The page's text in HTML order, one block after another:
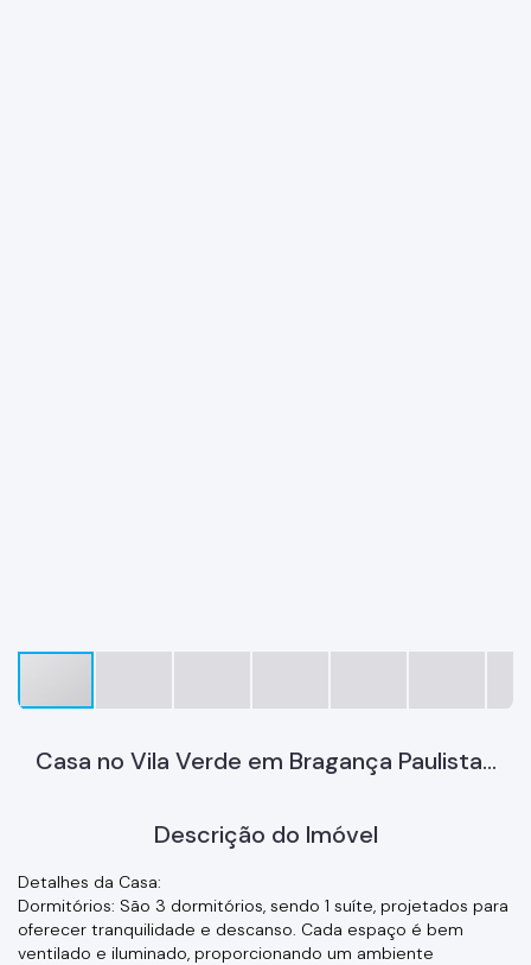
Casa no Vila Verde em Bragança Paulista...
Descrição do Imóvel
Detalhes da Casa:
Dormitórios: São 3 dormitórios, sendo 1 suíte, projetados para
oferecer tranquilidade e descanso. Cada espaço é bem
ventilado e iluminado, proporcionando um ambiente